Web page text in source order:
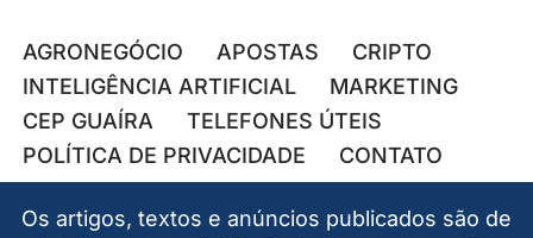
AGRONEGÓCIO APOSTAS
CRIPTO
INTELIGÊNCIA ARTIFICIAL
MARKETING
CEP GUAÍRA
TELEFONES ÚTEIS
POLÍTICA DE PRIVACIDADE
CONTATO
Os artigos, textos e anúncios publicados são de